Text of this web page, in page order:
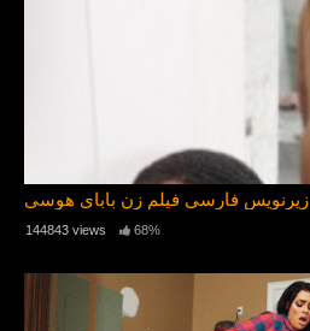
زیرنویس فارسی فیلم زن بابای هوسی
144843 views 68%